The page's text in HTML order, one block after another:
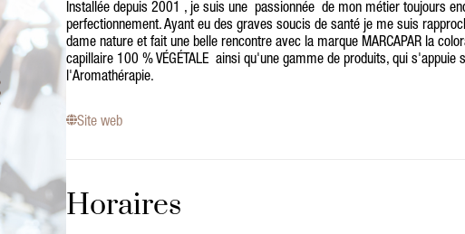
Installée depuis 2001 , je suis une passionnée de mon métier toujours
perfectionnement. Ayant eu des graves soucis de santé je me suis
dame nature et fait une belle rencontre avec la marque MARCAPAR la
capillaire 100 % VÉGÉTALE ainsi qu'une gamme de produits, qui s'appuie
l'Aromathérapie.
Site web
Horaires